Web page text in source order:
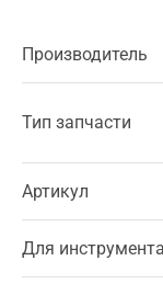
Производитель
Тип запчасти
Артикул
Для инструмента